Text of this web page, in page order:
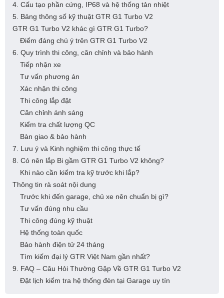
4. Cấu tạo phần cứng, IP68 và hệ thống tản nhiệt
5. Bảng thông số kỹ thuật GTR G1 Turbo V2
GTR G1 Turbo V2 khác gì GTR G1 Turbo?
Điểm đáng chú ý trên GTR G1 Turbo V2
6. Quy trình thi công, căn chỉnh và bảo hành
Tiếp nhận xe
Tư vấn phương án
Xác nhận thi công
Thi công lắp đặt
Căn chỉnh ánh sáng
Kiểm tra chất lượng QC
Bàn giao & bảo hành
7. Lưu ý và Kinh nghiệm thi công thực tế
8. Có nên lắp Bi gầm GTR G1 Turbo V2 không?
Khi nào cần kiểm tra kỹ trước khi lắp?
Thông tin rà soát nội dung
Trước khi đến garage, chủ xe nên chuẩn bị gì?
Tư vấn đúng nhu cầu
Thi công đúng kỹ thuật
Hệ thống toàn quốc
Bảo hành điện tử 24 tháng
Tìm kiếm đại lý GTR Việt Nam gần nhất?
9. FAQ – Câu Hỏi Thường Gặp Về GTR G1 Turbo V2
Đặt lịch kiểm tra hệ thống đèn tại Garage uy tín